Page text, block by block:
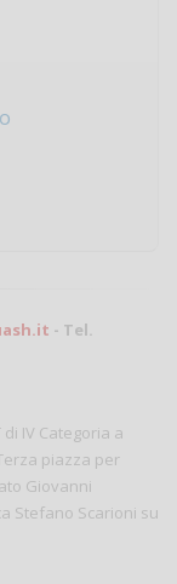
- Tel.
di IV Categoria a
piazza per
Giovanni
Stefano Scarioni su